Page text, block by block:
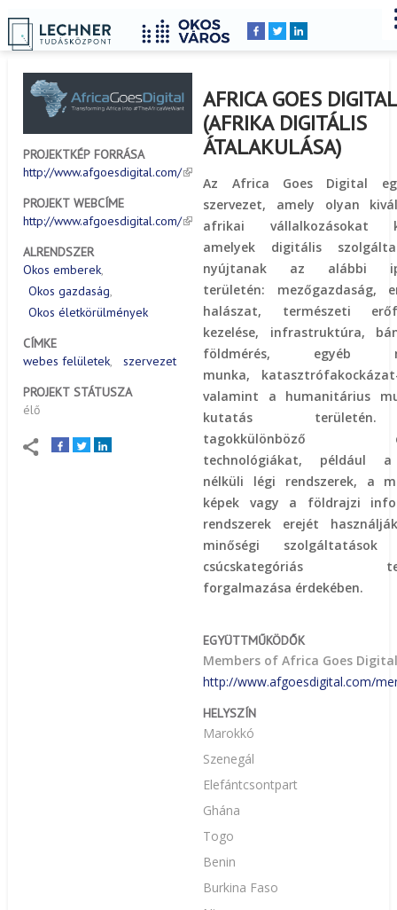
Breadcrumbs
YOU
ARE
HERE:
Címlap Peldatar
PROJEKTKÉP FORRÁSA
http://www.afgoesdigital.com/
PROJEKT WEBCÍME
http://www.afgoesdigital.com/
ALRENDSZER
Okos emberek
Okos gazdaság
Okos életkörülmények
CÍMKE
webes felületek
szervezet
PROJEKT STÁTUSZA
élő
AFRICA GOES
(AFRIKA DIGITÁLIS
ÁTALAKULÁSA)
Az Africa Goes Digital
szervezet, amely olyan
afrikai vállalkozásokat
amelyek digitális
nyújtanak az alábbi
területén: mezőgazdaság,
halászat, természeti
kezelése, infrastruktúra,
földmérés, egyéb
munka,
valamint a humanitárius
kutatás
tagokkülönböző
technológiákat, például
nélküli légi rendszerek, a
képek vagy a földrajzi
rendszerek erejét
minőségi
csúcskategóriás
forgalmazása érdekében.
EGYÜTTMŰKÖDŐK
Members of Africa Goes
http://www.afgoesdigital.com/
HELYSZÍN
Marokkó
Szenegál
Elefántcsontpart
Ghána
Togo
Benin
Burkina Faso